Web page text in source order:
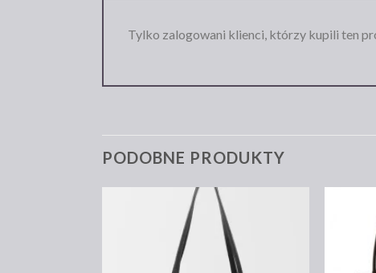
Tylko zalogowani klienci, którzy kupili ten
PODOBNE PRODUKTY